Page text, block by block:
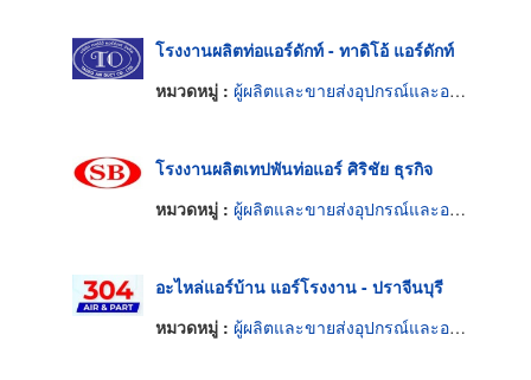
โรงงานผลิตท่อแอร์ดักท์ - ทาดิโอ้ แอร์ดักท์
หมวดหมู่ : ผู้ผลิตและขายส่งอุปกรณ์และอะไหล่แอร์
โรงงานผลิตเทปพันท่อแอร์ ศิริชัย ธุรกิจ
หมวดหมู่ : ผู้ผลิตและขายส่งอุปกรณ์และอะไหล่แอร์
อะไหล่แอร์บ้าน แอร์โรงงาน - ปราจีนบุรี
หมวดหมู่ : ผู้ผลิตและขายส่งอุปกรณ์และอะไหล่แอร์